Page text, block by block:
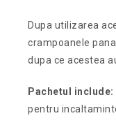
Dupa utilizarea
crampoanele
dupa ce acestea
Pachetul include:
pentru